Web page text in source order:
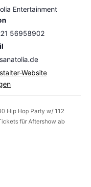
Entertainment
56958902
Website
Hip Hop Party w/ 112
für Aftershow ab